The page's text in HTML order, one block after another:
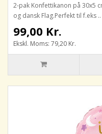
2-pak Konfettikanon på 30x5
og dansk Flag.Perfekt til f.eks ..
99,00 Kr.
Ekskl. Moms: 79,20 Kr.